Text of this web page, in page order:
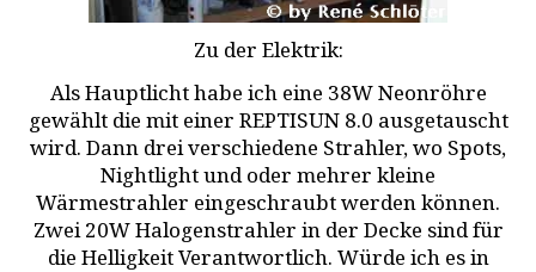
Zu der Elektrik:
Als Hauptlicht habe ich eine 38W Neonröhre
gewählt die mit einer REPTISUN 8.0 ausgetauscht
wird. Dann drei verschiedene Strahler, wo Spots,
Nightlight und oder mehrer kleine
Wärmestrahler eingeschraubt werden können.
Zwei 20W Halogenstrahler in der Decke sind für
die Helligkeit Verantwortlich. Würde ich es in